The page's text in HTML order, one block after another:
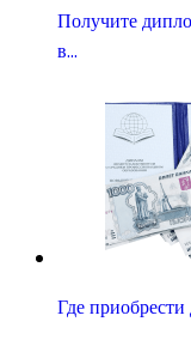
Получите
в…
Где